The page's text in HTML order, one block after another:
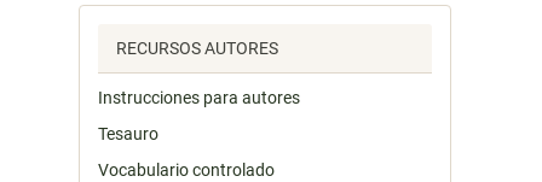
RECURSOS AUTORES
Instrucciones para autores
Tesauro
Vocabulario controlado